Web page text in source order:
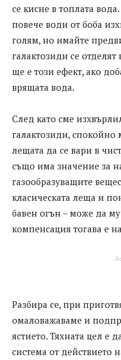
се кисне в топлата
повече води от боба
голям, но имайте
галактозиди се
ще е този ефект, ако
врящата вода.
След като сме
галактозиди,
лещата да се вари в
също има значение за
газообразуващите
класическата леща и
бавен огън – може да му
компенсация тогава е
-
Разбира се, при
омаловажаваме и
ястието. Тяхната цел е
система от действието